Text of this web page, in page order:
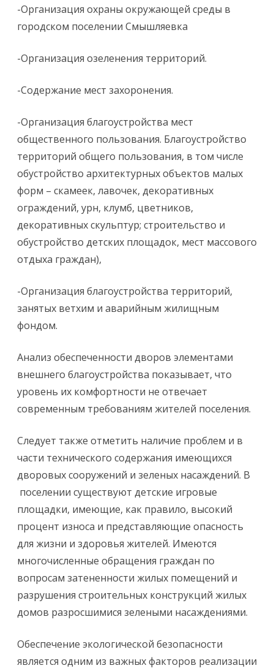
-Организация охраны окружающей среды в
городском поселении Смышляевка
-Организация озеленения территорий.
-Содержание мест захоронения.
-Организация благоустройства мест
общественного пользования. Благоустройство
территорий общего пользования, в том числе
обустройство архитектурных объектов малых
форм – скамеек, лавочек, декоративных
ограждений, урн, клумб, цветников,
декоративных скульптур; строительство и
обустройство детских площадок, мест массового
отдыха граждан),
-Организация благоустройства территорий,
занятых ветхим и аварийным жилищным
фондом.
Анализ обеспеченности дворов элементами
внешнего благоустройства показывает, что
уровень их комфортности не отвечает
современным требованиям жителей поселения.
Следует также отметить наличие проблем и в
части технического содержания имеющихся
дворовых сооружений и зеленых насаждений. В
поселении существуют детские игровые
площадки, имеющие, как правило, высокий
процент износа и представляющие опасность
для жизни и здоровья жителей. Имеются
многочисленные обращения граждан по
вопросам затененности жилых помещений и
разрушения строительных конструкций жилых
домов разросшимися зелеными насаждениями.
Обеспечение экологической безопасности
является одним из важных факторов реализации